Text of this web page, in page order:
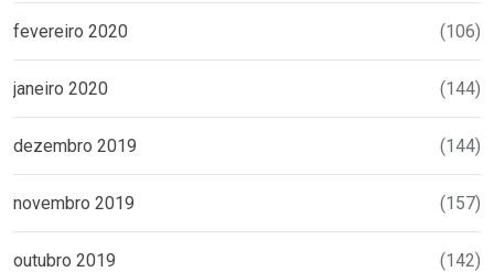
fevereiro 2020 (106)
janeiro 2020 (144)
dezembro 2019 (144)
novembro 2019 (157)
outubro 2019 (142)